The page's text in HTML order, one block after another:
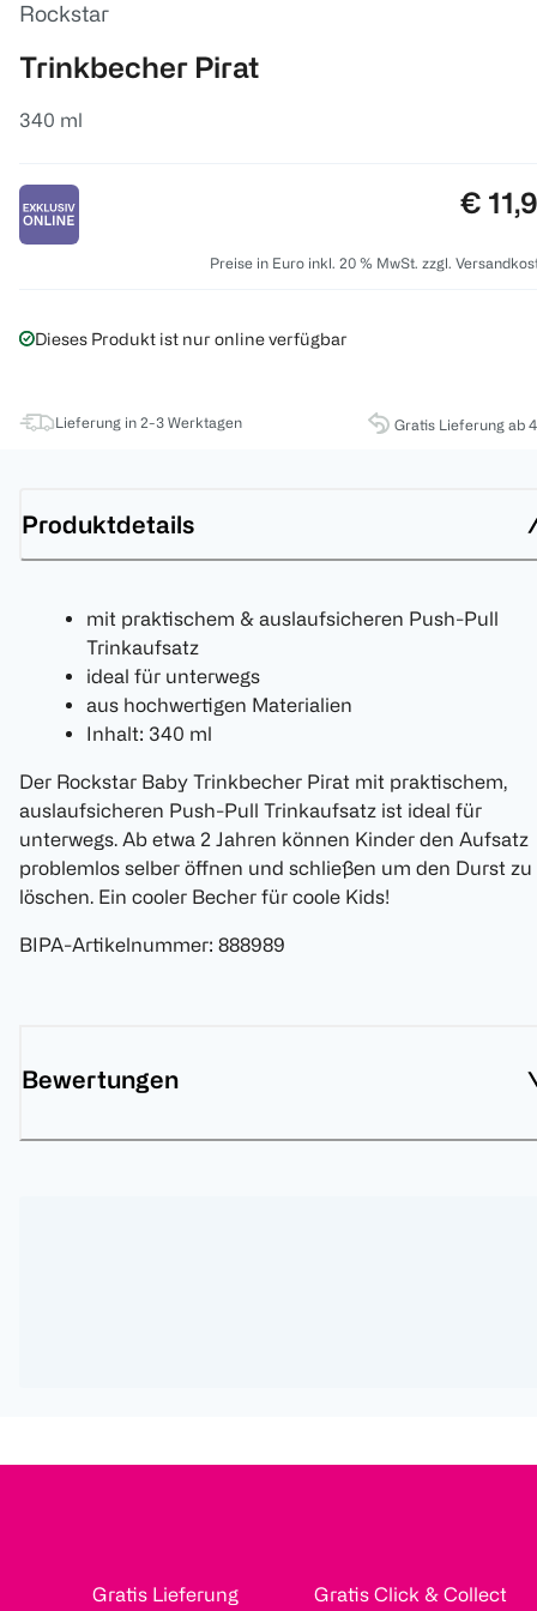
Rockstar
Trinkbecher Pirat
340 ml
Preis:
€
Preise in Euro inkl. 20 % MwSt. zzgl.
Dieses Produkt ist nur online verfügbar
Lieferung in 2-3 Werktagen Gratis Lieferung ab
Produktdetails
mit praktischem & auslaufsicheren Push-Pull
Trinkaufsatz
ideal für unterwegs
aus hochwertigen Materialien
Inhalt: 340 ml
Der Rockstar Baby Trinkbecher Pirat mit praktischem,
auslaufsicheren Push-Pull Trinkaufsatz ist ideal für
unterwegs. Ab etwa 2 Jahren können Kinder den Aufsatz
problemlos selber öffnen und schließen um den Durst zu
löschen. Ein cooler Becher für coole Kids!
BIPA-Artikelnummer: 888989
Bewertungen
Gratis Lieferung
Gratis Click & Collect